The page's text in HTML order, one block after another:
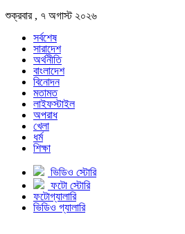
শুক্রবার , ৭ অগাস্ট ২০২৬
সর্বশেষ
সারাদেশ
অর্থনীতি
বাংলাদেশ
বিনোদন
মতামত
লাইফস্টাইল
অপরাধ
খেলা
ধর্ম
শিক্ষা
ভিডিও স্টোরি
ফটো স্টোরি
ফটোগ্যালারি
ভিডিও গ্যালারি